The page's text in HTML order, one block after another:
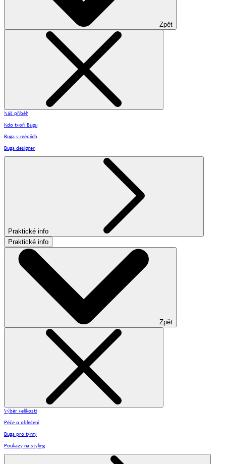
Zpět
Náš příběh
Kdo tvoří Bugu
Buga v médiích
Buga designer
Praktické info
Praktické info
Zpět
Výběr velikosti
Péče o oblečení
Buga pro týmy
Poukazy na styling